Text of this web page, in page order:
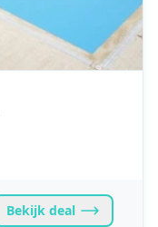
Bekijk deal